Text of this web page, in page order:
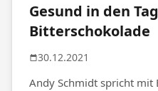
Gesund in den
Bitterschokolade
30.12.2021
Andy Schmidt spricht mit